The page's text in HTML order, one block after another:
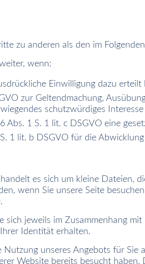
zu anderen als den im
wenn:
Einwilligung dazu erteilt
zur Geltendmachung,
schutzwürdiges
Abs. 1 S. 1 lit. c DSGVO eine
1 lit. b DSGVO für die
es sich um kleine Dateien,
wenn Sie unsere Seite
sich jeweils im Zusammenhang
Identität erhalten.
unseres Angebots für
Website bereits besucht